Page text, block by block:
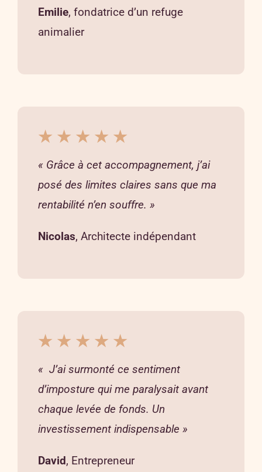
Emilie, fondatrice d’un refuge
animalier
★ ★ ★ ★ ★
« Grâce à cet accompagnement, j’ai
posé des limites claires sans que ma
rentabilité n’en souffre. »
Nicolas, Architecte indépendant
★ ★ ★ ★ ★
« J’ai surmonté ce sentiment
d’imposture qui me paralysait avant
chaque levée de fonds. Un
investissement indispensable »
David, Entrepreneur